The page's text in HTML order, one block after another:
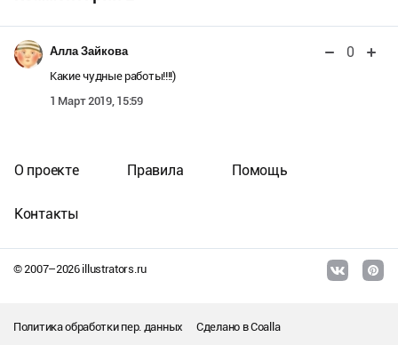
Алла Зайкова 0
Какие чудные работы!!!!)
1 Март 2019, 15:59
© 2007–2026illustrators.ru
О проекте Правила Помощь
Контакты
Политика обработки пер. данных Сделано вCoalla